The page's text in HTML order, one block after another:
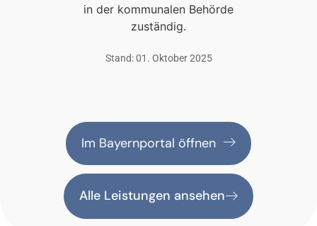
in der kommunalen Behörde
zuständig.
Stand: 01. Oktober 2025
Im Bayernportal öffnen
Alle Leistungen ansehen